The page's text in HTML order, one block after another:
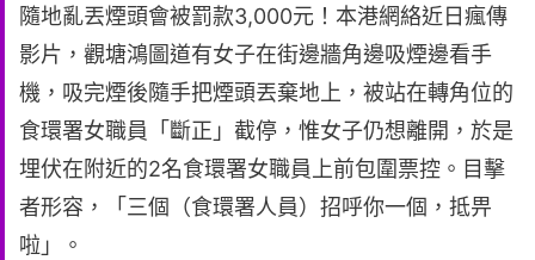
隨地亂丟煙頭會被罰款3,000元！本港網絡近日瘋傳
影片，觀塘鴻圖道有女子在街邊牆角邊吸煙邊看手
機，吸完煙後隨手把煙頭丟棄地上，被站在轉角位的
食環署女職員「斷正」截停，惟女子仍想離開，於是
埋伏在附近的2名食環署女職員上前包圍票控。目擊
者形容，「三個（食環署人員）招呼你一個，抵畀
啦」。